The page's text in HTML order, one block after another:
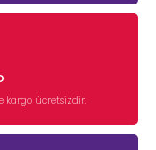
kargo ücretsizdir.